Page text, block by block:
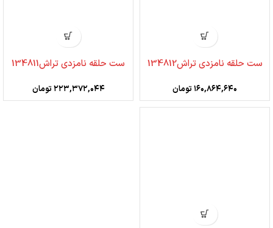
ست حلقه نامزدی تراش134812
۱۶۰,۸۶۴,۶۴۰تومان
ست حلقه نامزدی تراش134811
۲۲۳,۳۷۲,۰۴۴تومان